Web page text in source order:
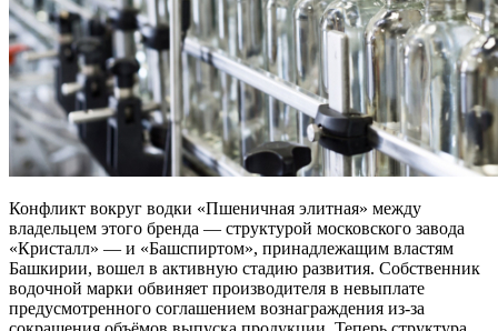
Конфликт вокруг водки «Пшеничная элитная» между
владельцем этого бренда — структурой московского завода
«Кристалл» — и «Башспиртом», принадлежащим властям
Башкирии, вошел в активную стадию развития. Собственник
водочной марки обвиняет производителя в невыплате
предусмотренного соглашением вознаграждения из-за